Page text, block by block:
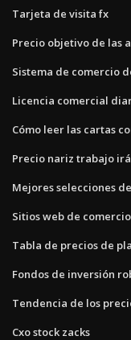
Tarjeta de visita fx
Precio objetivo de las
Sistema de comercio
Licencia comercial
Cómo leer las cartas
Precio nariz trabajo
Mejores selecciones
Sitios web de
Tabla de precios de
Fondos de inversión
Tendencia de los
Cxo stock zacks